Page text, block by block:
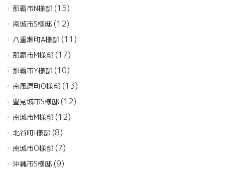
那覇市N様邸 (15)
南城市S様邸 (12)
八重瀬町A様邸 (11)
那覇市M様邸 (17)
那覇市Y様邸 (10)
南風原町O様邸 (13)
豊見城市S様邸 (12)
南城市M様邸 (12)
北谷町I様邸 (8)
南城市O様邸 (7)
沖縄市S様邸 (9)